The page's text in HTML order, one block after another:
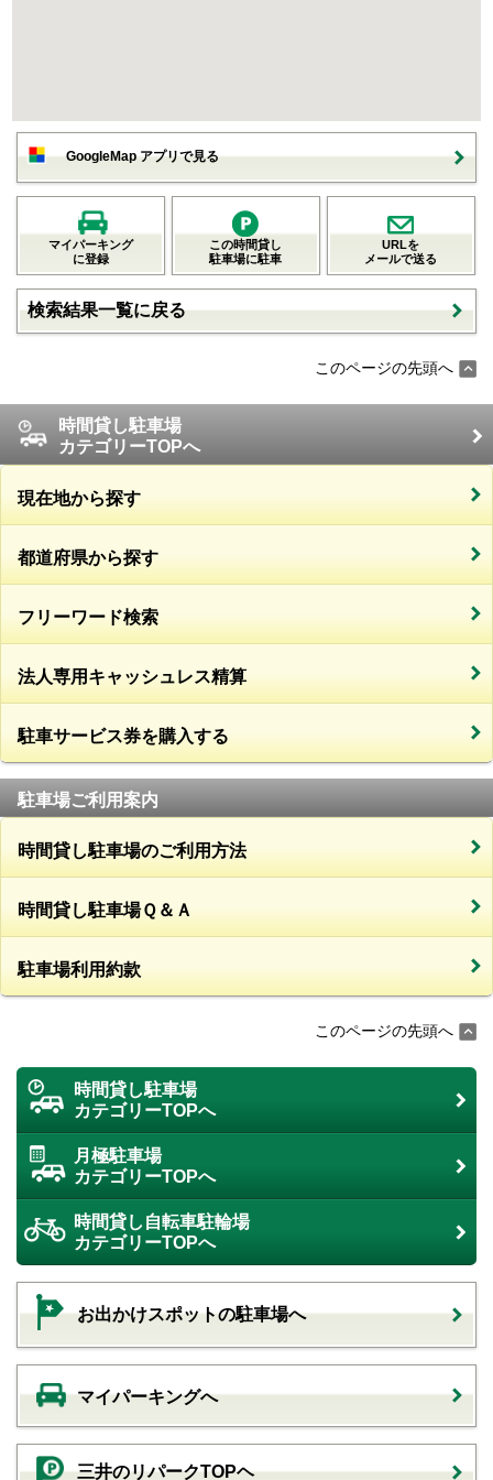
GoogleMap アプリで見る
マイパーキング
に登録
この時間貸し
駐車場に駐車
URLを
メールで送る
検索結果一覧に戻る
このページの先頭へ
時間貸し駐車場
カテゴリーTOPへ
現在地から探す
都道府県から探す
フリーワード検索
法人専用キャッシュレス精算
駐車サービス券を購入する
駐車場ご利用案内
時間貸し駐車場のご利用方法
時間貸し駐車場Ｑ＆Ａ
駐車場利用約款
このページの先頭へ
時間貸し駐車場
カテゴリーTOPへ
月極駐車場
カテゴリーTOPへ
時間貸し自転車駐輪場
カテゴリーTOPへ
お出かけスポットの駐車場へ
マイパーキングへ
三井のリパークTOPヘ